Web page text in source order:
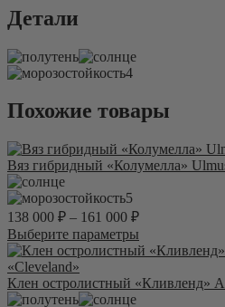
Детали
4
Похожие товары
Вяз гибридный «Колумелла»
5
138 000 ₽ – 161 000 ₽
Выберите параметры
товар
несколько
Клен остролистный «Кливленд»